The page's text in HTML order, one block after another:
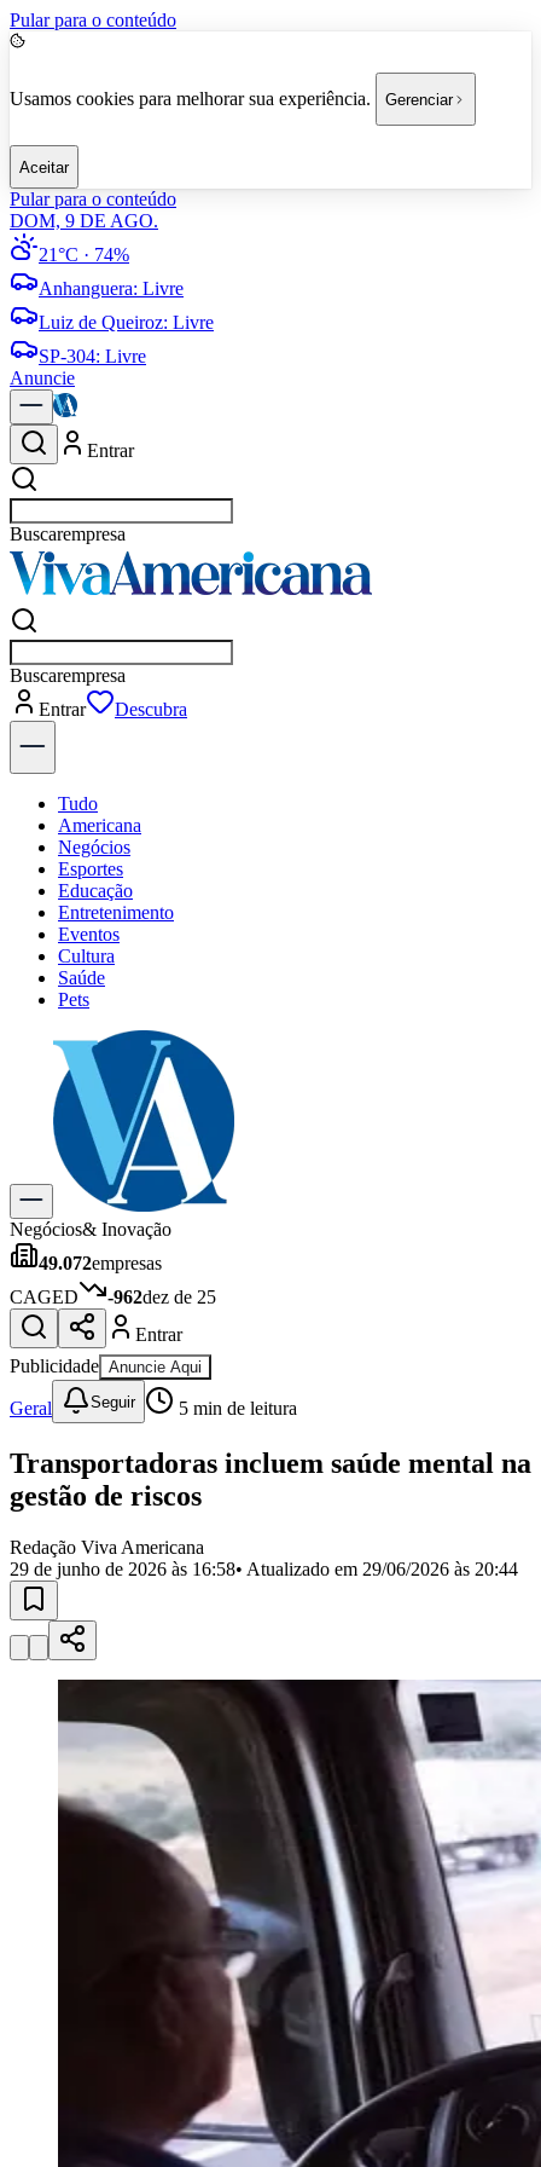
Pular para o conteúdo
Usamos cookies para melhorar sua experiência. Gerenciar
Aceitar
Pular para o conteúdo
DOM, 9 DE AGO.
21°C · 74%
Anhanguera: Livre
Luiz de Queiroz: Livre
SP-304: Livre
Anuncie
Entrar
Buscarempresas em Americana
Buscarempresas em Americana
Entrar
Flash
Tudo
Americana
Negócios
Esportes
Educação
Entretenimento
Eventos
Cultura
Saúde
Pets
Explore Tudo
Últimas Notícias
Previsão do Tempo
Dia a Dia & Lazer
Gastronomia
Cinema & Shows
Para Sua Empresa
Anuncie no Portal
Cadastrar Empresa
Divulgar Vagas
Publicidade Legal
Política
Eleições
Segurança
Cultura
Meio Ambiente
Obras
Bairros de Americana
Centro
Namorados
ZanagaMathiensen
PaulistanoQuilombo
Para Sua Empresa
Anuncie no Portal
Guia de Empresas
Divulgar VagasNovo
Publicidade Legal
Hub de Negócios
Guia Comercial
Portal Educacional
Agenda de Vestibulares
Anuncie no Portal
Verificar EmpresaNovo
Negócios& Inovação
49.072empresas
CAGED
-962dez de 25
Entrar
Publicidade Anuncie Aqui
Geral Seguir 5 min de leitura
Transportadoras incluem saúde mental na
gestão de riscos
Redação Viva Americana
29 de junho de 2026 às 16:58• Atualizado em 29/06/2026 às 20:44